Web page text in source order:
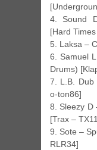
4. Sound
[Hard
5. Laksa –
6. Samuel
Drums)
7. L.B. Dub
o-ton86]
8. Sleezy D
[Trax –
9. Sote –
RLR34]